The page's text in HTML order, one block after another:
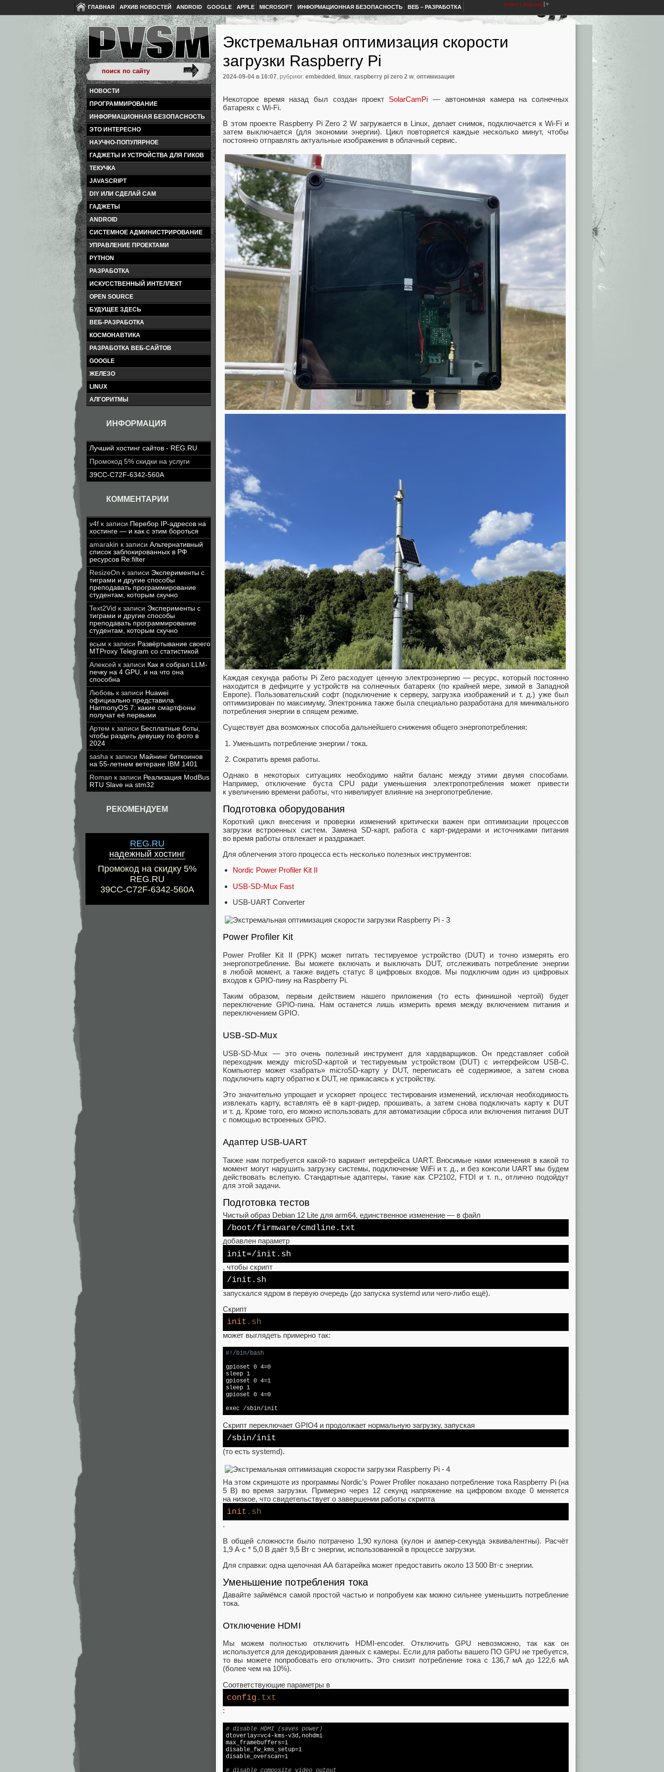
ГЛАВНАЯ АРХИВ НОВОСТЕЙ ANDROID GOOGLE APPLE MICROSOFT ИНФОРМАЦИОННАЯ БЕЗОПАСНОСТЬ ВЕБ – РАЗРАБОТКА Select Language ▼
НОВОСТИ
ПРОГРАММИРОВАНИЕ
ИНФОРМАЦИОННАЯ БЕЗОПАСНОСТЬ
ЭТО ИНТЕРЕСНО
НАУЧНО-ПОПУЛЯРНОЕ
ГАДЖЕТЫ И УСТРОЙСТВА ДЛЯ ГИКОВ
ТЕКУЧКА
JAVASCRIPT
DIY ИЛИ СДЕЛАЙ САМ
ГАДЖЕТЫ
ANDROID
СИСТЕМНОЕ АДМИНИСТРИРОВАНИЕ
УПРАВЛЕНИЕ ПРОЕКТАМИ
PYTHON
РАЗРАБОТКА
ИСКУССТВЕННЫЙ ИНТЕЛЛЕКТ
OPEN SOURCE
БУДУЩЕЕ ЗДЕСЬ
ВЕБ-РАЗРАБОТКА
КОСМОНАВТИКА
РАЗРАБОТКА ВЕБ-САЙТОВ
GOOGLE
ЖЕЛЕЗО
LINUX
АЛГОРИТМЫ
ИНФОРМАЦИЯ
Лучший хостинг сайтов - REG.RU
Промокод 5% скидки на услуги
39CC-C72F-6342-560A
КОММЕНТАРИИ
v4f к записи Перебор IP-адресов на
хостинге — и как с этим бороться
amarakin к записи Альтернативный
список заблокированных в РФ
ресурсов Re:filter
ResizeOn к записи Эксперименты с
тиграми и другие способы
преподавать программирование
студентам, которым скучно
Text2Vid к записи Эксперименты с
тиграми и другие способы
преподавать программирование
студентам, которым скучно
всым к записи Развёртывание своего
MTProxy Telegram со статистикой
Алексей к записи Как я собрал LLM-
печку на 4 GPU, и на что она
способна
Любовь к записи Huawei
официально представила
HarmonyOS 7: какие смартфоны
получат её первыми
Артем к записи Бесплатные боты,
чтобы раздеть девушку по фото в
2024
sasha к записи Майнинг биткоинов
на 55-летнем ветеране IBM 1401
Roman к записи Реализация ModBus
RTU Slave на stm32
РЕКОМЕНДУЕМ
REG.RU
надежный хостинг
Промокод на скидку 5%
REG.RU
39CC-C72F-6342-560A
Экстремальная оптимизация скорости
загрузки Raspberry Pi
2024-09-04 в 16:07, рубрики: embedded , linux, raspberry pi zero 2 w, оптимизация
Некоторое время назад был создан проект SolarCamPi — автономная камера на солнечных
батареях с Wi‑Fi.
В этом проекте Raspberry Pi Zero 2 W загружается в Linux, делает снимок, подключается к Wi‑Fi и
затем выключается (для экономии энергии). Цикл повторяется каждые несколько минут, чтобы
постоянно отправлять актуальные изображения в облачный сервис.
Каждая секунда работы Pi Zero расходует ценную электроэнергию — ресурс, который постоянно
находится в дефиците у устройств на солнечных батареях (по крайней мере, зимой в Западной
Европе). Пользовательский софт (подключение к серверу, загрузка изображений и т. д.) уже был
оптимизирован по максимуму. Электроника также была специально разработана для минимального
потребления энергии в спящем режиме.
Существует два возможных способа дальнейшего снижения общего энергопотребления:
Уменьшить потребление энергии / тока.
Сократить время работы.
Однако в некоторых ситуациях необходимо найти баланс между этими двумя способами.
Например, отключение буста CPU ради уменьшения электропотребления может привести
к увеличению времени работы, что нивелирует влияние на энергопотребление.
Подготовка оборудования
Короткий цикл внесения и проверки изменений критически важен при оптимизации процессов
загрузки встроенных систем. Замена SD‑карт, работа с карт‑ридерами и источниками питания
во время работы отвлекает и раздражает.
Для облегчения этого процесса есть несколько полезных инструментов:
Nordic Power Profiler Kit II
USB‑SD‑Mux Fast
USB‑UART Converter
Power Profiler Kit
Power Profiler Kit II (PPK) может питать тестируемое устройство (DUT) и точно измерять его
энергопотребление. Вы можете включать и выключать DUT, отслеживать потребление энергии
в любой момент, а также видеть статус 8 цифровых входов. Мы подключим один из цифровых
входов к GPIO‑пину на Raspberry Pi.
Таким образом, первым действием нашего приложения (то есть финишной чертой) будет
переключение GPIO‑пина. Нам останется лишь измерить время между включением питания и
переключением GPIO.
USB-SD-Mux
USB‑SD‑Mux — это очень полезный инструмент для хардварщиков. Он представляет собой
переходник между microSD‑картой и тестируемым устройством (DUT) с интерфейсом USB‑C.
Компьютер может «забрать» microSD‑карту у DUT, переписать её содержимое, а затем снова
подключить карту обратно к DUT, не прикасаясь к устройству.
Это значительно упрощает и ускоряет процесс тестирования изменений, исключая необходимость
извлекать карту, вставлять её в карт‑ридер, прошивать, а затем снова подключать карту к DUT
и т. д. Кроме того, его можно использовать для автоматизации сброса или включения питания DUT
с помощью встроенных GPIO.
Адаптер USB-UART
Также нам потребуется какой‑то вариант интерфейса UART. Вносимые нами изменения в какой то
момент могут нарушить загрузку системы, подключение WiFi и т. д., и без консоли UART мы будем
действовать вслепую. Стандартные адаптеры, такие как CP2102, FTDI и т. п., отлично подойдут
для этой задачи.
Подготовка тестов
Чистый образ Debian 12 Lite для arm64, единственное изменение — в файл
/boot/firmware/cmdline.txt
добавлен параметр
init=/init.sh
, чтобы скрипт
/init.sh
запускался ядром в первую очередь (до запуска systemd или чего‑либо ещё).
Скрипт
init .sh
может выглядеть примерно так:
gpioset 0 4=0
sleep 1
gpioset 0 4=1
sleep 1
gpioset 0 4=0
exec /sbin/init
Скрипт переключает GPIO4 и продолжает нормальную загрузку, запуская
/sbin/init
(то есть systemd).
На этом скриншоте из программы Nordic's Power Profiler показано потребление тока Raspberry Pi (на
5 В) во время загрузки. Примерно через 12 секунд напряжение на цифровом входе 0 меняется
на низкое, что свидетельствует о завершении работы скрипта
init .sh
.
В общей сложности было потрачено 1,90 кулона (кулон и ампер‑секунда эквивалентны). Расчёт
1,9 А·с * 5,0 В даёт 9,5 Вт·с энергии, использованной в процессе загрузки.
Для справки: одна щелочная АА батарейка может предоставить около 13 500 Вт·с энергии.
Уменьшение потребления тока
Давайте займёмся самой простой частью и попробуем как можно сильнее уменьшить потребление
тока.
Отключение HDMI
Мы можем полностью отключить HDMI‑encoder. Отключить GPU невозможно, так как он
используется для декодирования данных с камеры. Если для работы вашего ПО GPU не требуется,
то вы можете попробовать его отключить. Это снизит потребление тока с 136,7 мА до 122,6 мА
(более чем на 10%).
Соответствующие параметры в
config .txt
:
# disable HDMI (saves power)
dtoverlay=vc4-kms-v3d,nohdmi
disable
disable _overscan=1
# disable composite video output